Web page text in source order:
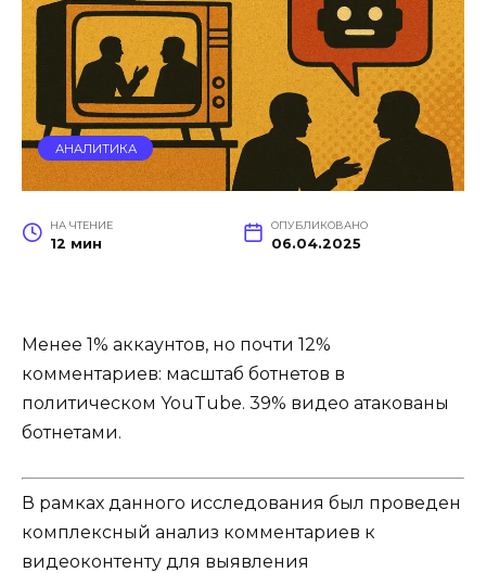
АНАЛИТИКА
НА ЧТЕНИЕ
12 мин
ОПУБЛИКОВАНО
06.04.2025
Менее 1% аккаунтов, но почти 12%
комментариев: масштаб ботнетов в
политическом YouTube. 39% видео атакованы
ботнетами.
В рамках данного исследования был проведен
комплексный анализ комментариев к
видеоконтенту для выявления